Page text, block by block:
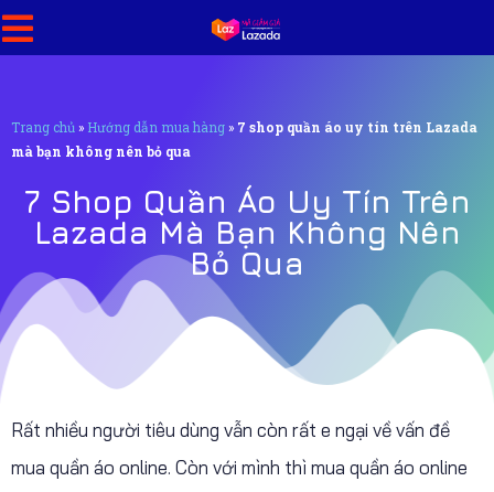
Trang chủ » Hướng dẫn mua hàng » 7 shop quần áo uy tín trên Lazada
mà bạn không nên bỏ qua
7 Shop Quần Áo Uy Tín Trên
Lazada Mà Bạn Không Nên
Bỏ Qua
Rất nhiều người tiêu dùng vẫn còn rất e ngại về vấn đề
mua quần áo online. Còn với mình thì mua quần áo online